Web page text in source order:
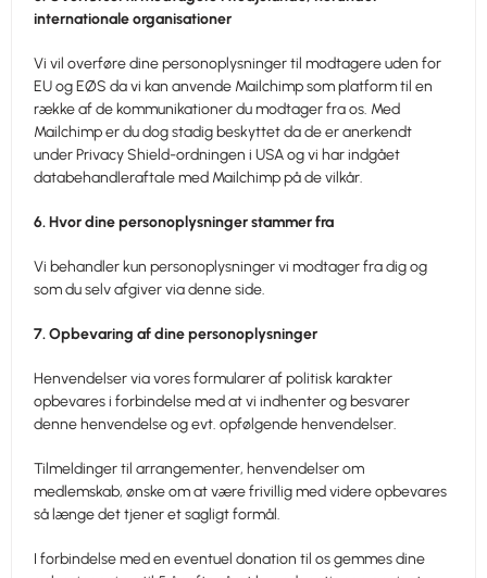
internationale organisationer
Vi vil overføre dine personoplysninger til modtagere uden for
EU og EØS da vi kan anvende Mailchimp som platform til en
række af de kommunikationer du modtager fra os. Med
Mailchimp er du dog stadig beskyttet da de er anerkendt
under Privacy Shield-ordningen i USA og vi har indgået
databehandleraftale med Mailchimp på de vilkår.
6. Hvor dine personoplysninger stammer fra
Vi behandler kun personoplysninger vi modtager fra dig og
som du selv afgiver via denne side.
7. Opbevaring af dine personoplysninger
Henvendelser via vores formularer af politisk karakter
opbevares i forbindelse med at vi indhenter og besvarer
denne henvendelse og evt. opfølgende henvendelser.
Tilmeldinger til arrangementer, henvendelser om
medlemskab, ønske om at være frivillig med videre opbevares
så længe det tjener et sagligt formål.
I forbindelse med en eventuel donation til os gemmes dine